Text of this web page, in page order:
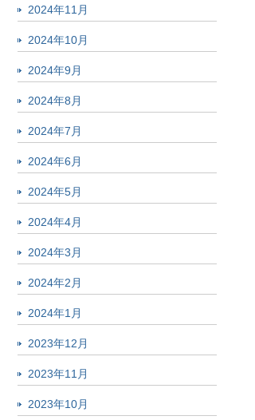
2024年11月
2024年10月
2024年9月
2024年8月
2024年7月
2024年6月
2024年5月
2024年4月
2024年3月
2024年2月
2024年1月
2023年12月
2023年11月
2023年10月